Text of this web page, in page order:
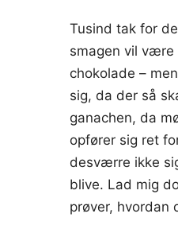
Tusind tak for
smagen vil være
chokolade –
sig, da der så
ganachen, da
opfører sig ret
desværre ikke
blive. Lad mig
prøver, hvordan